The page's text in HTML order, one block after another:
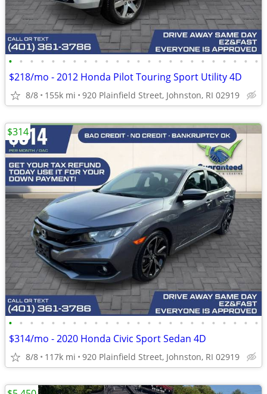
• • • • • • • • • • • • • • • • • • • • • • • •
$218/mo - 2012 Honda Pilot Touring Sport Utility 4D
8/8 155k mi 920 Plainfield Street, Johnston, RI 02919
• • • • • • • • • • • • • • • • • • • • • • • •
$314/mo - 2020 Honda Civic Sport Sedan 4D
8/8 117k mi 920 Plainfield Street, Johnston, RI 02919
$314